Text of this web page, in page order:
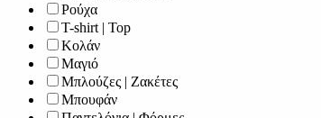
Ρούχα
T-shirt | Top
Κολάν
Μαγιό
Μπλούζες | Ζακέτες
Μπουφάν